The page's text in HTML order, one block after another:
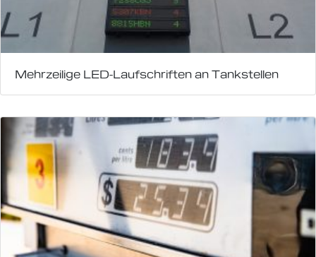
Mehrzeilige LED-Laufschriften an Tankstellen